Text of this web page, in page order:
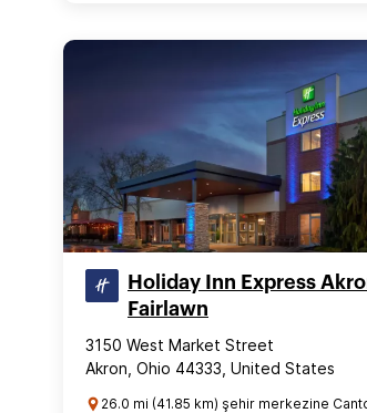
Holiday Inn Express
Fairlawn
3150 West Market Street
Akron, Ohio 44333, United States
26.0 mi (41.85 km) şehir merkezine